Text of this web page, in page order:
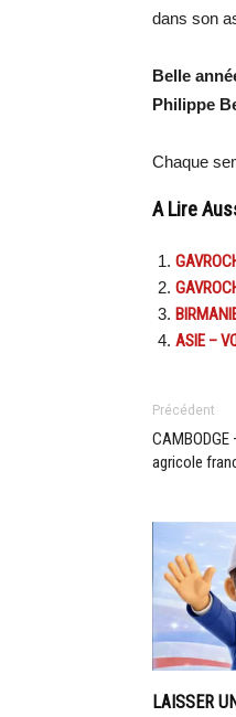
dans son
Belle
Philippe
Chaque
A Lire
ASIE –
Précédent
agricole
LAISSER